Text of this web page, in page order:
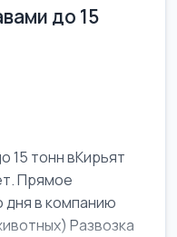
до 15
15 тонн вКирьят
Прямое
дня в компанию
Развозка